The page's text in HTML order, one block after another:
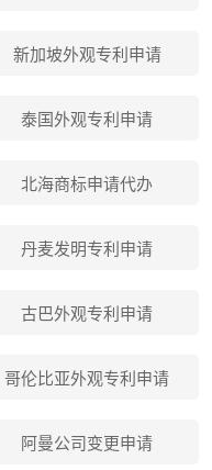
新加坡外观专利申请
泰国外观专利申请
北海商标申请代办
丹麦发明专利申请
古巴外观专利申请
哥伦比亚外观专利申请
阿曼公司变更申请